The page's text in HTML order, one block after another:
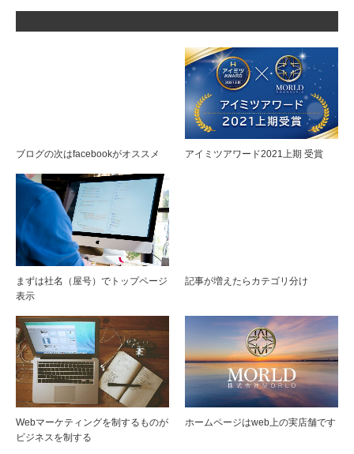
ブログの次はfacebookがオススメ アイミツアワード2021上期 受賞
まずは社名（屋号）でトップページ
表示
記事が増えたらカテゴリ分け
Webマーケティングを制するものが
ビジネスを制する
ホームページはweb上の実店舗です